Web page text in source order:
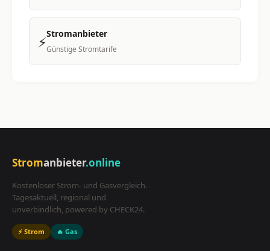
⚡Stromanbieter
Günstige Stromtarife
Stromanbieter.online
Kostenloser Strom- und Gasvergleich.
Tagesaktuell, regional und
unverbindlich, powered by CHECK24.
⚡ Strom 🔥 Gas